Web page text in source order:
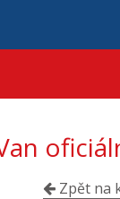
Zpět na